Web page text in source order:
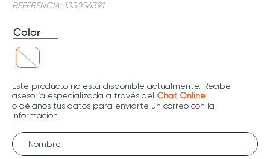
REFERENCIA: 135056391
Color